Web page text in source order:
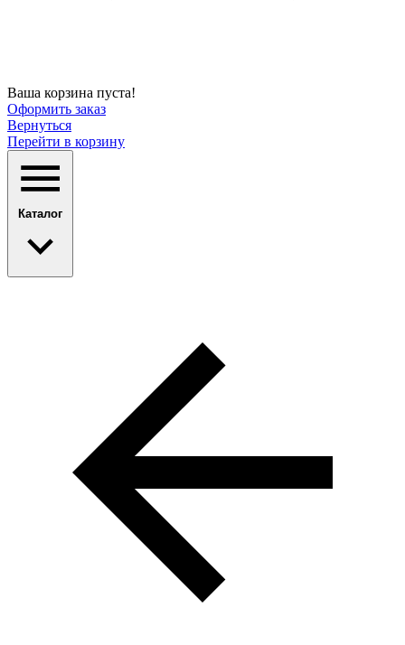
Ваша корзина пуста!
Оформить заказ
Вернуться
Перейти в корзину
Каталог